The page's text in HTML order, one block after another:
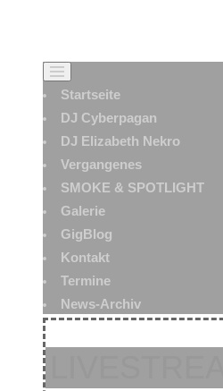
Startseite
DJ Cyberpagan
DJ Elizabeth Nekro
Vergangenes
SMOKE & SPOTLIGHT
Galerie
GigBlog
Kontakt
Termine
News-Archiv